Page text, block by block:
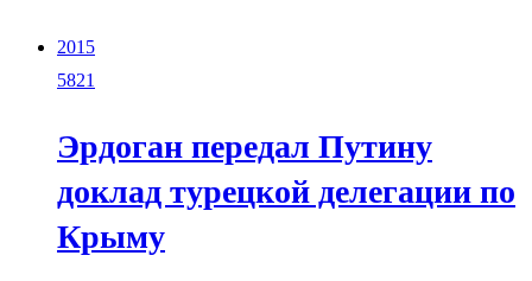
2015
5821
Эрдоган передал Путину
доклад турецкой делегации по
Крыму